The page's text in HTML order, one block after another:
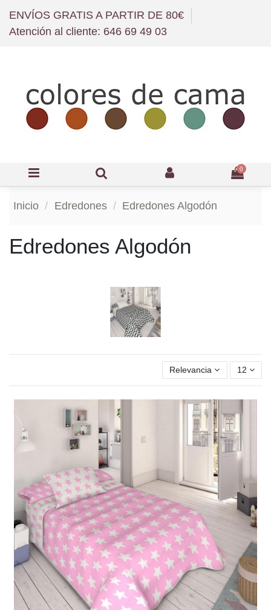
ENVÍOS GRATIS A PARTIR DE 80€
Atención al cliente: 646 69 49 03
0
Inicio Edredones Edredones Algodón
Edredones Algodón
Relevancia 12